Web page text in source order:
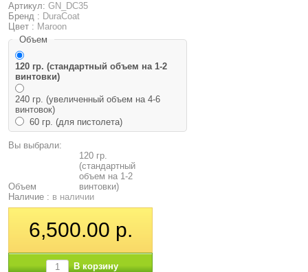
Артикул: GN_DC35
Бренд : DuraCoat
Цвет : Maroon
Объем
120 гр. (стандартный объем на 1-2
винтовки)
240 гр. (увеличенный объем на 4-6
винтовок)
60 гр. (для пистолета)
Вы выбрали:
Объем
120 гр.
(стандартный
объем на 1-2
винтовки)
Наличие : в наличии
6,500.00 р.
В корзину